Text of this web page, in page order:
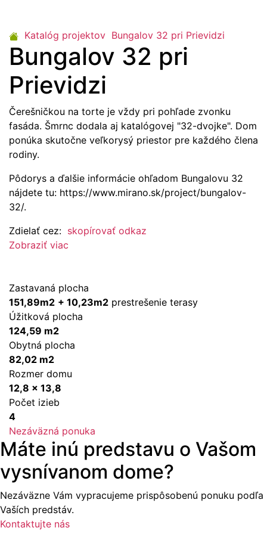
Katalóg projektov Bungalov 32 pri Prievidzi
Bungalov 32 pri
Prievidzi
Čerešničkou na torte je vždy pri pohľade zvonku
fasáda. Šmrnc dodala aj katalógovej "32-dvojke". Dom
ponúka skutočne veľkorysý priestor pre každého člena
rodiny.
Pôdorys a ďalšie informácie ohľadom Bungalovu 32
nájdete tu: https://www.mirano.sk/project/bungalov-
32/.
Zdielať cez: skopírovať odkaz
Zobraziť viac
Zastavaná plocha
151,89m2 + 10,23m2 prestrešenie terasy
Úžitková plocha
124,59 m2
Obytná plocha
82,02 m2
Rozmer domu
12,8 x 13,8
Počet izieb
4
Nezáväzná ponuka
Máte inú predstavu o Vašom
vysnívanom dome?
Nezáväzne Vám vypracujeme prispôsobenú ponuku podľa
Vaších predstáv.
Kontaktujte nás